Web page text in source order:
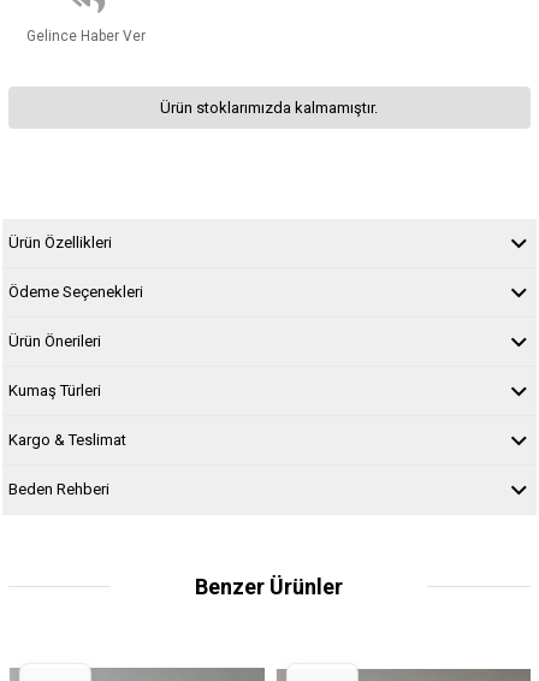
Gelince Haber Ver
Ürün stoklarımızda kalmamıştır.
Ürün Özellikleri
Ödeme Seçenekleri
Ürün Önerileri
Kumaş Türleri
Kargo & Teslimat
Beden Rehberi
Benzer Ürünler